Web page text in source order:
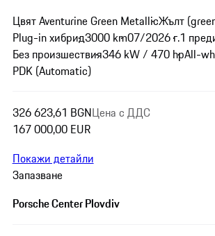
Цвят Aventurine Green MetallicЖълт
Plug-in хибрид3000 km07/2026 г.1
Без произшествия346 kW / 470 hpAll-
PDK (Automatic)
326 623,61 BGN
167 000,00 EUR
Цена с ДДС
Покажи детайли
Запазване
Porsche Center Plovdiv